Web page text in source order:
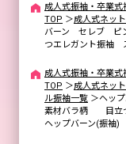
成人式振袖・卒業
TOP ＞成人式ネッ
バーン セレブ ピ
つエレガント振袖
成人式振袖・卒業
TOP ＞成人式ネッ
ル振袖一覧 ＞ヘッ
素材バラ柄 目立
ヘップバーン(振袖)